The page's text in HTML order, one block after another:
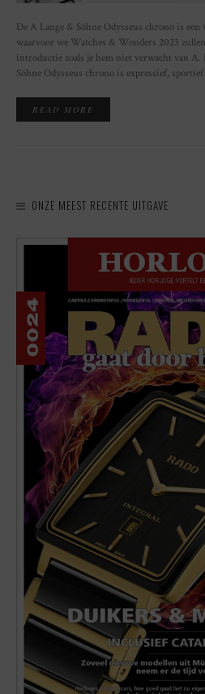
De A Lange & Söhne Odysseus chrono is
waarvoor we Watches & Wonders 2023
introductie zoals je hem niet verwacht van A.
Söhne Odysseus chrono is expressief,
READ MORE
ONZE MEEST RECENTE UITGAVE